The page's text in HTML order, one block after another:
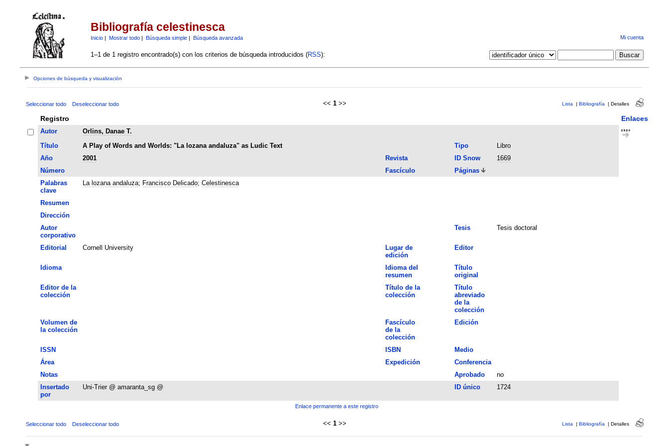
Bibliografía celestinesca
Inicio| Mostrar todo| Búsqueda simple| Búsqueda avanzada Mi cuenta
1–1 de 1 registro encontrado(s) con los criterios de búsqueda introducidos (RSS):
Opciones de búsqueda y visualización
Seleccionar todo Deseleccionar todo << 1 >> Lista | Bibliografía | Detalles
Registro Enlaces
Autor
Orlins, Danae T.
Título
A Play of Words and Worlds: "La lozana andaluza" as Ludic Text Tipo
Libro
Año
2001 Revista ID Snow
1669
Número
Fascículo
Páginas
Palabras
clave
La lozana andaluza; Francisco Delicado; Celestinesca
Resumen
Dirección
Autor
corporativo
Tesis Tesis doctoral
Editorial Cornell University
Lugar de
edición
Editor
Idioma
Idioma del
resumen
Título
original
Editor de la
colección
Título de la
colección
Título
abreviado
de la
colección
Volumen de
la colección
Fascículo
de la
colección
Edición
ISSN ISBN
Medio
Área
Expedición
Conferencia
Notas
Aprobado
no
Insertado
por
Uni-Trier @ amaranta_sg @ ID único 1724
Enlace permanente a este registro
Seleccionar todo Deseleccionar todo << 1 >> Lista | Bibliografía | Detalles